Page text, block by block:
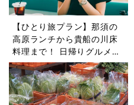
【ひとり旅プラン】那須の
高原ランチから貴船の川床
料理まで！ 日帰りグルメ旅
5選